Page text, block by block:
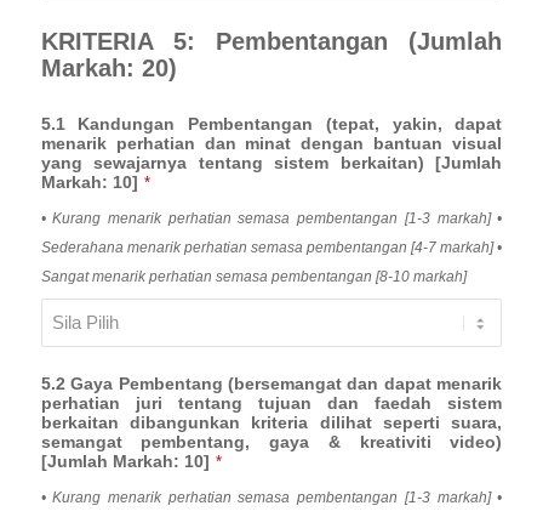
KRITERIA 5: Pembentangan (Jumlah
Markah: 20)
5.1 Kandungan Pembentangan (tepat, yakin, dapat
menarik perhatian dan minat dengan bantuan visual
yang sewajarnya tentang sistem berkaitan) [Jumlah
Markah: 10] *
• Kurang menarik perhatian semasa pembentangan [1-3 markah] •
Sederahana menarik perhatian semasa pembentangan [4-7 markah] •
Sangat menarik perhatian semasa pembentangan [8-10 markah]
5.2 Gaya Pembentang (bersemangat dan dapat menarik
perhatian juri tentang tujuan dan faedah sistem
berkaitan dibangunkan kriteria dilihat seperti suara,
semangat pembentang, gaya & kreativiti video)
[Jumlah Markah: 10] *
• Kurang menarik perhatian semasa pembentangan [1-3 markah] •